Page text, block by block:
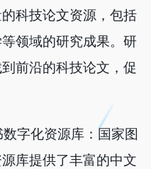
科技论文资源，包括
领域的研究成果。研
前沿的科技论文，促
字化资源库：国家图
库提供了丰富的中文